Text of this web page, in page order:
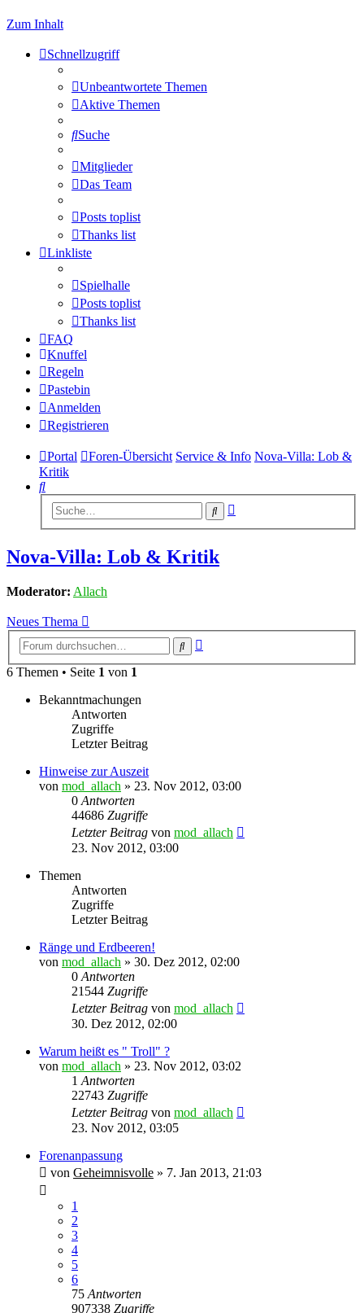
Zum Inhalt
Schnellzugriff
Unbeantwortete Themen
Aktive Themen
Suche
Mitglieder
Das Team
Posts toplist
Thanks list
Linkliste
Spielhalle
Posts toplist
Thanks list
FAQ
Knuffel
Regeln
Pastebin
Anmelden
Registrieren
Portal Foren-Übersicht Service & Info Nova-Villa: Lob &
Kritik
Suche
Suche
Nova-Villa: Lob & Kritik
Moderator: Allach
Neues Thema
Suche
6 Themen • Seite 1 von 1
Bekanntmachungen
Antworten
Zugriffe
Letzter Beitrag
Hinweise zur Auszeit
von mod_allach » 23. Nov 2012, 03:00
0Antworten
44686 Zugriffe
Letzter Beitrag von mod_allach
23. Nov 2012, 03:00
Themen
Antworten
Zugriffe
Letzter Beitrag
Ränge und Erdbeeren!
von mod_allach » 30. Dez 2012, 02:00
0Antworten
21544 Zugriffe
Letzter Beitrag von mod_allach
30. Dez 2012, 02:00
Warum heißt es " Troll" ?
von mod_allach » 23. Nov 2012, 03:02
1Antworten
22743 Zugriffe
Letzter Beitrag von mod_allach
23. Nov 2012, 03:05
Forenanpassung
von Geheimnisvolle » 7. Jan 2013, 21:03
1
2
3
4
5
6
75Antworten
907338 Zugriffe